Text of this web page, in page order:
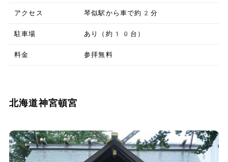
アクセス 琴似駅から車で約2分
駐車場 あり（約10台）
料金 参拝無料
北海道神宮頓宮